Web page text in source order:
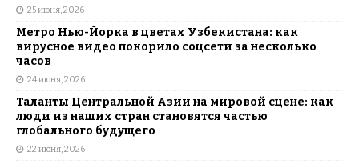
25 июня, 2026
Метро Нью-Йорка в цветах Узбекистана: как
вирусное видео покорило соцсети за несколько
часов
24 июня, 2026
Таланты Центральной Азии на мировой сцене: как
люди из наших стран становятся частью
глобального будущего
22 июня, 2026